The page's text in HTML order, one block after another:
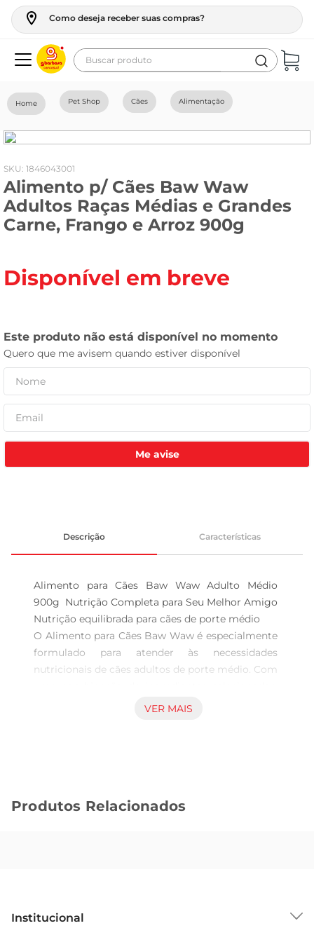
Como deseja receber suas compras?
Buscar produto
Pet Shop Cães Alimentação
: 1846043001
Alimento p/ Cães Baw Waw
Adultos Raças Médias e Grandes
Carne, Frango e Arroz 900g
Disponível em breve
Me avise
Descrição Características
Alimento para Cães Baw Waw Adulto Médio
900g  Nutrição Completa para Seu Melhor Amigo
Nutrição equilibrada para cães de porte médio
O Alimento para Cães Baw Waw é especialmente
formulado para atender às necessidades
nutricionais de cães adultos de porte médio. Com
este alimento oferece uma dieta equilibrada que
Este alimento contém uma mistura de carnes,
e conservantes artificiais, priorizando a saúde do
VER MAIS
Produtos Relacionados
Institucional
geladeira
fogao
café
cerveja
frango
vinho
tv